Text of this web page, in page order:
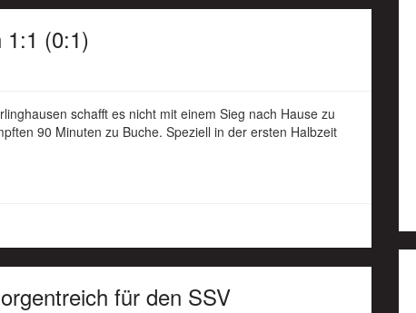
1:1 (0:1)
schafft es nicht mit einem Sieg nach Hause zu
90 Minuten zu Buche. Speziell in der ersten Halbzeit
für den SSV